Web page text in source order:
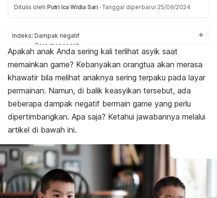
Ditulis oleh Putri Ica Widia Sari · Tanggal diperbarui 25/09/2024
Indeks: Dampak negatif
Cara mencegah
Dampak positif
Apakah anak Anda sering kali terlihat asyik saat
memainkan game? Kebanyakan orangtua akan merasa
khawatir bila melihat anaknya sering terpaku pada layar
permainan. Namun, di balik keasyikan tersebut, ada
beberapa dampak negatif bermain game yang perlu
dipertimbangkan. Apa saja? Ketahui jawabannya melalui
artikel di bawah ini.